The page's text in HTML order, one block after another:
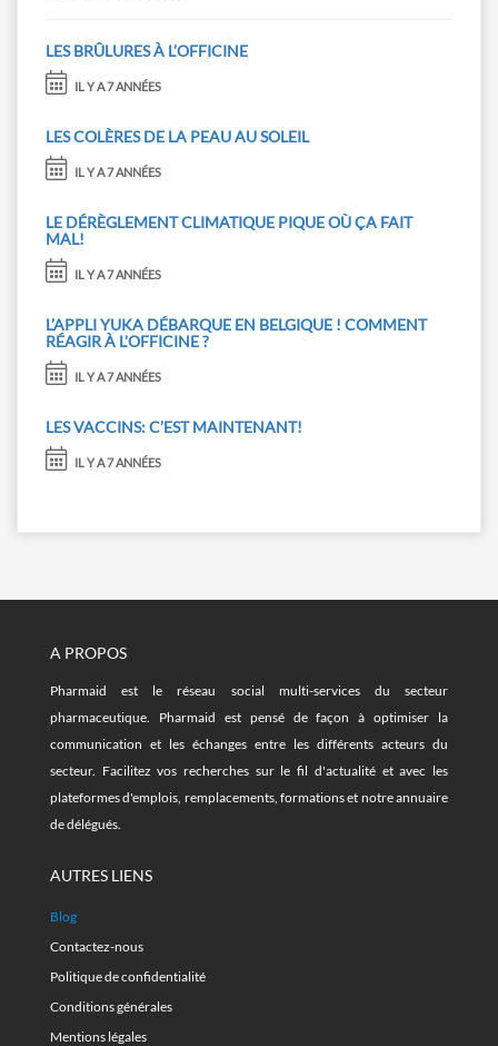
LES BRÛLURES À L’OFFICINE
IL Y A 7 ANNÉES
LES COLÈRES DE LA PEAU AU SOLEIL
IL Y A 7 ANNÉES
LE DÉRÈGLEMENT CLIMATIQUE PIQUE OÙ ÇA FAIT
MAL!
IL Y A 7 ANNÉES
L’APPLI YUKA DÉBARQUE EN BELGIQUE ! COMMENT
RÉAGIR À L'OFFICINE ?
IL Y A 7 ANNÉES
LES VACCINS: C’EST MAINTENANT!
IL Y A 7 ANNÉES
A PROPOS
Pharmaid est le réseau social multi-services du secteur
pharmaceutique. Pharmaid est pensé de façon à optimiser la
communication et les échanges entre les différents acteurs du
secteur. Facilitez vos recherches sur le fil d'actualité et avec les
plateformes d'emplois, remplacements, formations et notre annuaire
de délégués.
AUTRES LIENS
Blog
Contactez-nous
Politique de confidentialité
Conditions générales
Mentions légales